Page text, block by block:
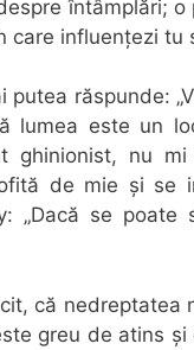
întâmplări;
care influențezi tu
răspunde:
lumea este un
ghinionist, nu
de mie și se
„Dacă se poate
că nedreptatea
greu de atins